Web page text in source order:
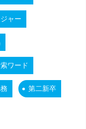
ャー
ワード
第二新卒